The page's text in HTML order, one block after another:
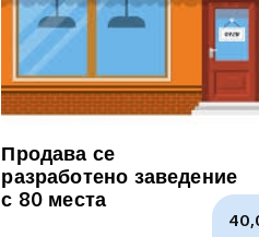
Продава се
разработено заведение
с 80 места